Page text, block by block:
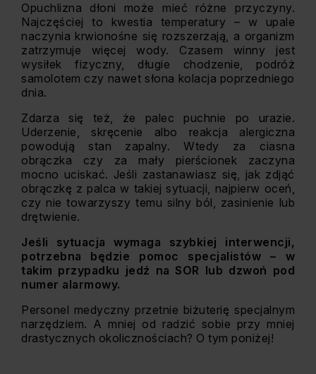
Opuchlizna dłoni może mieć różne przyczyny.
Najczęściej to kwestia temperatury – w upale
naczynia krwionośne się rozszerzają, a organizm
zatrzymuje więcej wody. Czasem winny jest
wysiłek fizyczny, długie chodzenie, podróż
samolotem czy nawet słona kolacja poprzedniego
dnia.
Zdarza się też, że palec puchnie po urazie.
Uderzenie, skręcenie albo reakcja alergiczna
powodują stan zapalny. Wtedy za ciasna
obrączka czy za mały pierścionek zaczyna
mocno uciskać. Jeśli zastanawiasz się, jak zdjąć
obrączkę z palca w takiej sytuacji, najpierw oceń,
czy nie towarzyszy temu silny ból, zasinienie lub
drętwienie.
Jeśli sytuacja wymaga szybkiej interwencji,
potrzebna będzie pomoc specjalistów – w
takim przypadku jedź na SOR lub dzwoń pod
numer alarmowy.
Personel medyczny przetnie biżuterię specjalnym
narzędziem. A mniej od radzić sobie przy mniej
drastycznych okolicznościach? O tym poniżej!